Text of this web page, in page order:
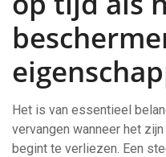
Het is van essentieel
vervangen wanneer het
begint te verliezen. Een